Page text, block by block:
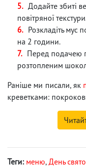
Додайте збиті
повітряної
Розкладіть мус
на 2 години.
Перед подачею
розтопленим
Раніше ми писали, як
креветками:
Теги: меню, День